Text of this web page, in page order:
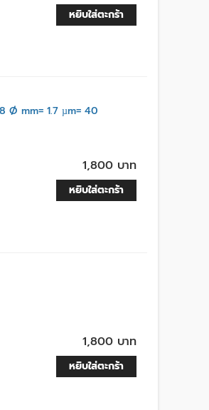
หยิบใส่ตะกร้า
Ø mm= 1.7 µm= 40
1,800 บาท
หยิบใส่ตะกร้า
1,800 บาท
หยิบใส่ตะกร้า